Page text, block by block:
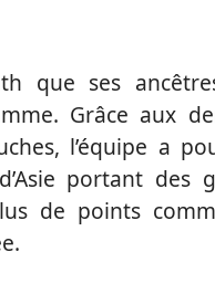
que ses
Grâce aux
l’équipe a
portant des
de points